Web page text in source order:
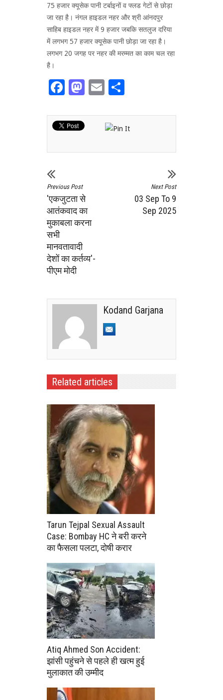
75 हजार क्यूसेक पानी टर्बाइनों व फ्लड गेटों से छोड़ा
जा रहा है। नंगल हाइडल नहर और श्री आंनदपुर
साहिब हाइडल नहर में 9 हजार जबकि सतलुज दरिया
में लगभग 57 हजार क्यूसेक पानी छोड़ा जा रहा है।
लगभग 20 जगह पर नहर की मरम्मत का काम चल रहा
है।
Facebook
Mastodon
Email
Previous Post
'एकजुटता से
आतंकवाद का
मुकाबला करना
सभी
मानवतावादी
देशों का कर्तव्य'-
पीएम मोदी
Next Post
03 Sep To 9
Sep 2025
Kodand Garjana
Related articles
Tarun Tejpal Sexual Assault
Case: Bombay HC ने बरी करने
का फैसला पलटा, दोषी करार
Atiq Ahmed Son Accident:
झांसी पहुंचने से पहले ही खत्म हुई
मुलाकात की उम्मीद